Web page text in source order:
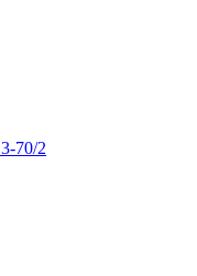
70/2